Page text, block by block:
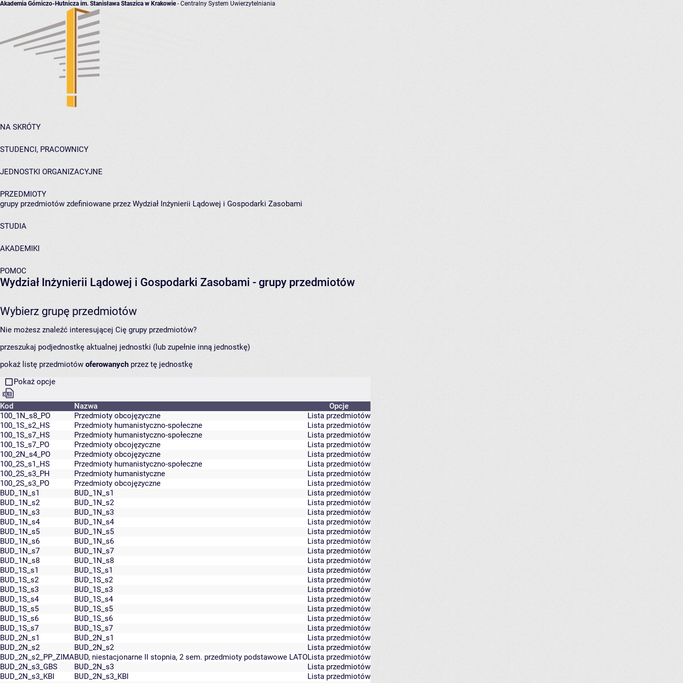
Akademia Górniczo-Hutnicza im. Stanisława Staszica w Krakowie- Centralny System Uwierzytelniania
NA SKRÓTY
STUDENCI, PRACOWNICY
JEDNOSTKI ORGANIZACYJNE
PRZEDMIOTY
grupy przedmiotów zdefiniowane przez Wydział Inżynierii Lądowej i Gospodarki Zasobami
STUDIA
AKADEMIKI
POMOC
Wydział Inżynierii Lądowej i Gospodarki Zasobami - grupy przedmiotów
Wybierz grupę przedmiotów
Nie możesz znaleźć interesującej Cię grupy przedmiotów?
przeszukaj podjednostkę aktualnej jednostki (lub zupełnie inną jednostkę)
pokaż listę przedmiotów oferowanych przez tę jednostkę
Pokaż opcje
Kod Nazwa
Opcje
100_1N_s8_PO
Przedmioty obcojęzyczne
Lista przedmiotów
100_1S_s2_HS
Przedmioty humanistyczno-społeczne
Lista przedmiotów
100_1S_s7_HS
Przedmioty humanistyczno-społeczne
Lista przedmiotów
100_1S_s7_PO
Przedmioty obcojęzyczne
Lista przedmiotów
100_2N_s4_PO
Przedmioty obcojęzyczne
Lista przedmiotów
100_2S_s1_HS
Przedmioty humanistyczno-społeczne
Lista przedmiotów
100_2S_s3_PH
Przedmioty humanistyczne
Lista przedmiotów
100_2S_s3_PO
Przedmioty obcojęzyczne
Lista przedmiotów
BUD_1N_s1
BUD_1N_s1
Lista przedmiotów
BUD_1N_s2
BUD_1N_s2
Lista przedmiotów
BUD_1N_s3
BUD_1N_s3
Lista przedmiotów
BUD_1N_s4
BUD_1N_s4
Lista przedmiotów
BUD_1N_s5
BUD_1N_s5
Lista przedmiotów
BUD_1N_s6
BUD_1N_s6
Lista przedmiotów
BUD_1N_s7
BUD_1N_s7
Lista przedmiotów
BUD_1N_s8
BUD_1N_s8
Lista przedmiotów
BUD_1S_s1
BUD_1S_s1
Lista przedmiotów
BUD_1S_s2
BUD_1S_s2
Lista przedmiotów
BUD_1S_s3
BUD_1S_s3
Lista przedmiotów
BUD_1S_s4
BUD_1S_s4
Lista przedmiotów
BUD_1S_s5
BUD_1S_s5
Lista przedmiotów
BUD_1S_s6
BUD_1S_s6
Lista przedmiotów
BUD_1S_s7
BUD_1S_s7
Lista przedmiotów
BUD_2N_s1
BUD_2N_s1
Lista przedmiotów
BUD_2N_s2
BUD_2N_s2
Lista przedmiotów
BUD_2N_s2_PP_ZIMABUD, niestacjonarne II stopnia, 2 sem. przedmioty podstawowe LATOLista przedmiotów
BUD_2N_s3_GBS
BUD_2N_s3
Lista przedmiotów
BUD_2N_s3_KBI
BUD_2N_s3_KBI
Lista przedmiotów